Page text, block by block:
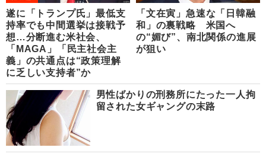
遂に「トランプ氏」最低支
持率でも中間選挙は接戦予
想…分断進む米社会、
「MAGA」「民主社会主
義」の共通点は“政策理解
に乏しい支持者”か
「文在寅」急速な「日韓融
和」の裏戦略 米国へ
の“媚び”、南北関係の進展
が狙い
男性ばかりの刑務所にたった一人拘
留された女ギャングの末路